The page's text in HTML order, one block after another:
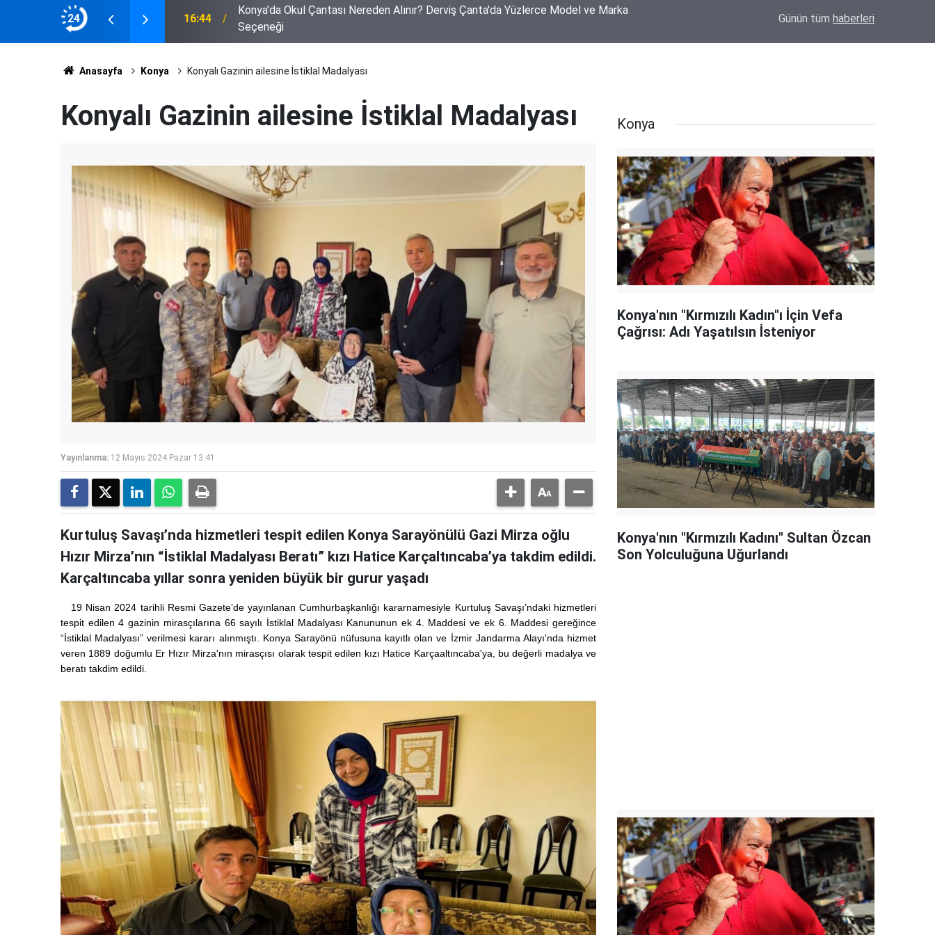
24
Yüzlerce Model ve Marka
14:37 Bor'da Yürek Yakan Yangın! 250 Küçükbaş Hayvan Telef Oldu, 40 Ton Arpa Kül Oldu
İçinde Olacağız"
Günün tüm haberleri
Anasayfa Konya Konyalı Gazinin ailesine İstiklal Madalyası
Konyalı Gazinin ailesine İstiklal Madalyası
Yayınlanma: 12 Mayıs 2024 Pazar 13:41
Kurtuluş Savaşı’nda hizmetleri tespit edilen Konya Sarayönülü Gazi Mirza oğlu
Hızır Mirza’nın “İstiklal Madalyası Beratı” kızı Hatice Karçaltıncaba’ya takdim edildi.
Karçaltıncaba yıllar sonra yeniden büyük bir gurur yaşadı
19 Nisan 2024 tarihli Resmi Gazete’de yayınlanan Cumhurbaşkanlığı kararnamesiyle Kurtuluş Savaşı’ndaki hizmetleri
tespit edilen 4 gazinin mirasçılarına 66 sayılı İstiklal Madalyası Kanununun ek 4. Maddesi ve ek 6. Maddesi gereğince
“İstiklal Madalyası” verilmesi kararı alınmıştı. Konya Sarayönü nüfusuna kayıtlı olan ve İzmir Jandarma Alayı'nda hizmet
veren 1889 doğumlu Er Hızır Mirza'nın mirasçısı olarak tespit edilen kızı Hatice Karçaaltıncaba'ya, bu değerli madalya ve
beratı takdim edildi.
Konya
Konya'nın "Kırmızılı Kadın"ı İçin Vefa
Çağrısı: Adı Yaşatılsın İsteniyor
Konya'nın "Kırmızılı Kadını" Sultan Özcan
Son Yolculuğuna Uğurlandı